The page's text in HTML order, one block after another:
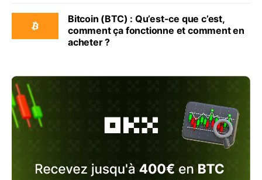
Bitcoin (BTC) : Qu’est-ce que c’est,
comment ça fonctionne et comment en
acheter ?